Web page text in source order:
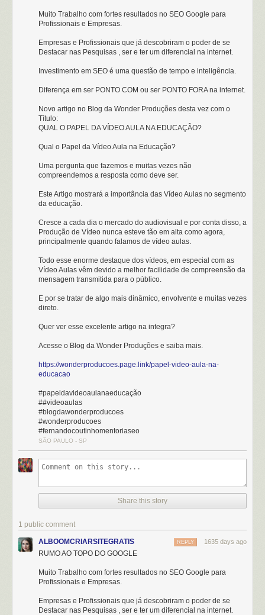
Muito Trabalho com fortes resultados no SEO Google para
Profissionais e Empresas.
Empresas e Profissionais que já descobriram o poder de se
Destacar nas Pesquisas , ser e ter um diferencial na internet.
Investimento em SEO é uma questão de tempo e inteligência.
Diferença em ser PONTO COM ou ser PONTO FORA na internet.
Novo artigo no Blog da Wonder Produções desta vez com o
Título:
QUAL O PAPEL DA VÍDEO AULA NA EDUCAÇÃO?
Qual o Papel da Vídeo Aula na Educação?
Uma pergunta que fazemos e muitas vezes não
compreendemos a resposta como deve ser.
Este Artigo mostrará a importância das Vídeo Aulas no segmento
da educação.
Cresce a cada dia o mercado do audiovisual e por conta disso, a
Produção de Vídeo nunca esteve tão em alta como agora,
principalmente quando falamos de vídeo aulas.
Todo esse enorme destaque dos vídeos, em especial com as
Vídeo Aulas vêm devido a melhor facilidade de compreensão da
mensagem transmitida para o público.
E por se tratar de algo mais dinâmico, envolvente e muitas vezes
direto.
Quer ver esse excelente artigo na integra?
Acesse o Blog da Wonder Produções e saiba mais.
https://wonderproducoes.page.link/papel-video-aula-na-
educacao
#papeldavideoaulanaeducação
##videoaulas
#blogdawonderproducoes
#wonderproducoes
#fernandocoutinhomentoriaseo
SÃO PAULO - SP
Share this story
1 public comment
ALBOOMCRIARSITEGRATIS 1635 days ago
REPLY
RUMO AO TOPO DO GOOGLE
Muito Trabalho com fortes resultados no SEO Google para
Profissionais e Empresas.
Empresas e Profissionais que já descobriram o poder de se
Destacar nas Pesquisas , ser e ter um diferencial na internet.